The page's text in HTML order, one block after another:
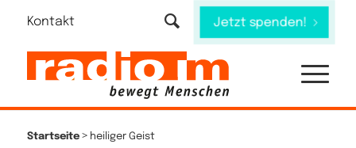
Kontakt Jetzt spenden!
Startseite> heiliger Geist